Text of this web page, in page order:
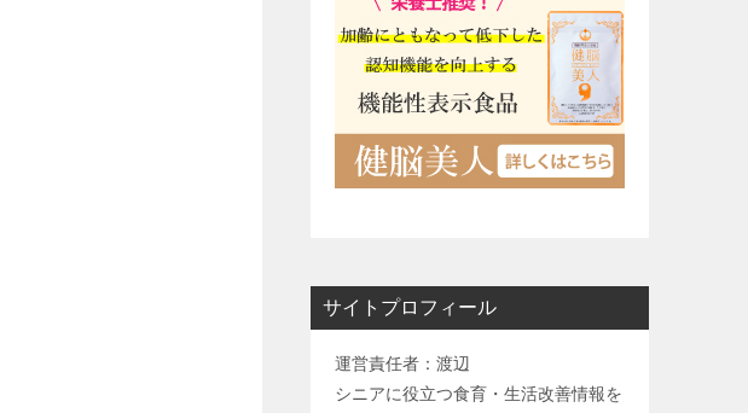
サイトプロフィール
運営責任者：渡辺
シニアに役立つ食育・生活改善情報を